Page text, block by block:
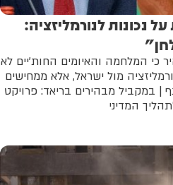
נכונות לנורמליזציה:
כי המלחמה והאיומים החות'יים לא
מול ישראל, אלא ממחישים
| במקביל מבהירים בריאד: פרויקט
המדיני